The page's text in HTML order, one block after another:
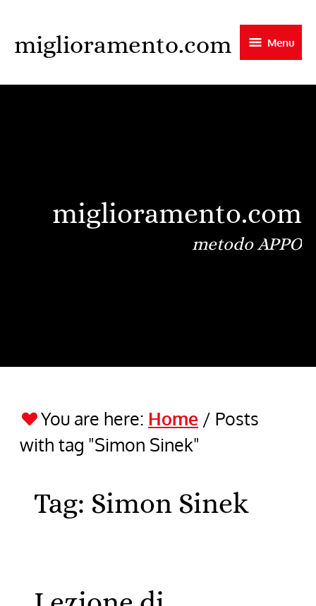
to
content
miglioramento.com Menu
miglioramento.com
metodo APPO
You are here: Home / Posts
with tag "Simon Sinek"
Tag: Simon Sinek